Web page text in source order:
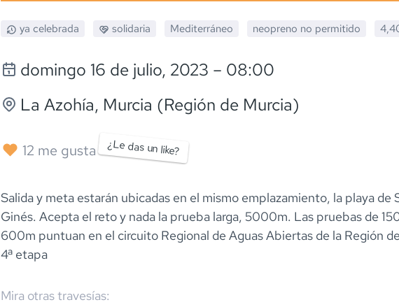
ya celebrada solidaria Mediterráneo neopreno no permitido
domingo 16 de julio, 2023 – 08:00
La Azohía, Murcia (Región de Murcia)
12 me gusta ¿Le das un like?
Salida y meta estarán ubicadas en el mismo emplazamiento, la playa de
Ginés. Acepta el reto y nada la prueba larga, 5000m. Las pruebas de
600m puntuan en el circuito Regional de Aguas Abiertas de la Región
4ª etapa
Mira otras travesías: